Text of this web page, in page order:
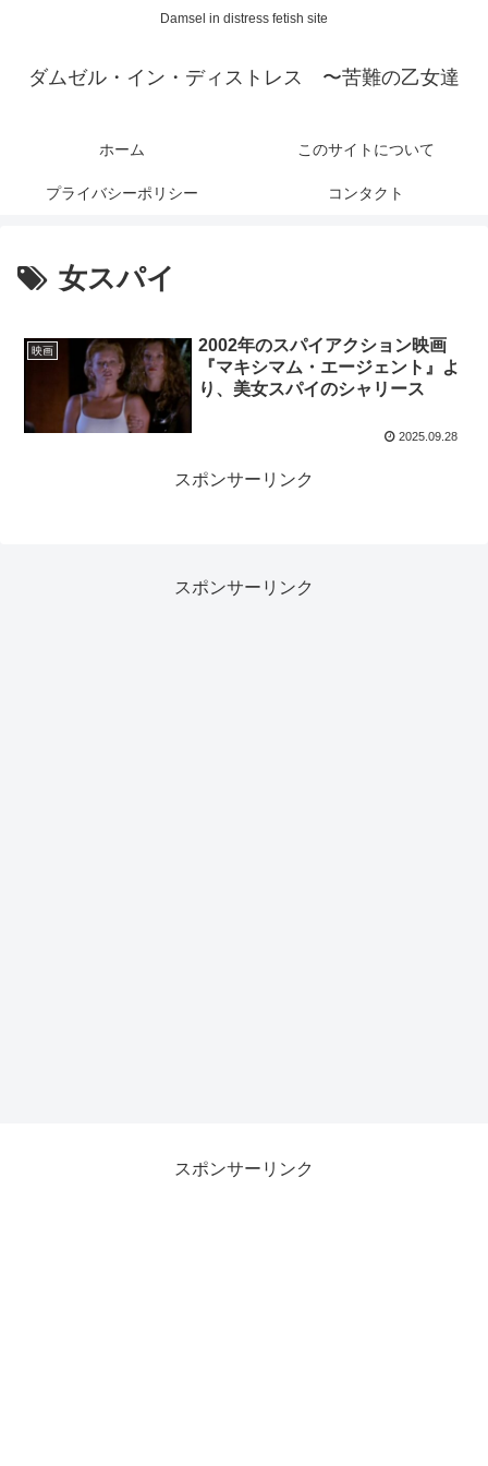
Damsel in distress fetish site
ダムゼル・イン・ディストレス 〜苦難の乙女達
ホーム このサイトについて
プライバシーポリシー コンタクト
女スパイ
映画
2002年のスパイアクション映画
『マキシマム・エージェント』よ
り、美女スパイのシャリース
2025.09.28
スポンサーリンク
スポンサーリンク
スポンサーリンク